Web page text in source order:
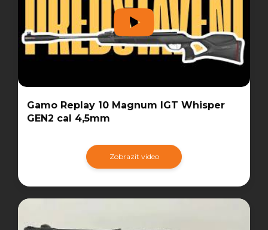
Gamo Replay 10 Magnum IGT Whisper
GEN2 cal 4,5mm
Zobrazit video